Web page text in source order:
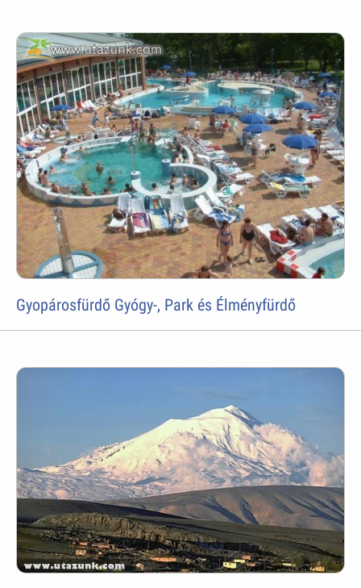
Gyopárosfürdő Gyógy-, Park és Élményfürdő